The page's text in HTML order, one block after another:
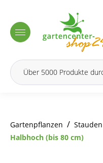
Gartenpflanzen / Stauden
Halbhoch (bis 80 cm)